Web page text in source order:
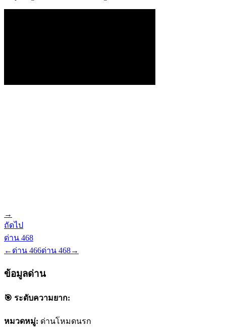
→
ถัดไป
ด่าน 468
← ด่าน 466ด่าน 468→
ข้อมูลด่าน
🎯 ระดับความยาก:
หมวดหมู่: ด่านโหมดนรก